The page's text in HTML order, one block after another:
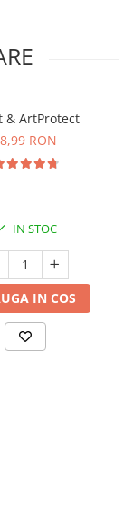
& ArtProtect
RON
IN STOC
IN COS